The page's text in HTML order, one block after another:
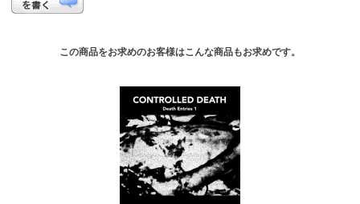
この商品をお求めのお客様はこんな商品もお求めです。